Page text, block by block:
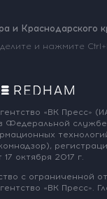
и Краснодарского
и нажмите
«ВК Пресс»
Федеральной
17 октября 2017 г.
с ограниченной
«ВК Пресс».